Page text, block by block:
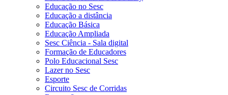
Educação no Sesc
Educação a distância
Educação Básica
Educação Ampliada
Sesc Ciência - Sala digital
Formação de Educadores
Polo Educacional Sesc
Lazer no Sesc
Esporte
Circuito Sesc de Corridas